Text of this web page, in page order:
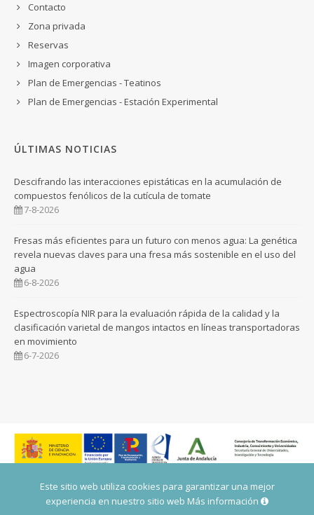
Contacto
Zona privada
Reservas
Imagen corporativa
Plan de Emergencias - Teatinos
Plan de Emergencias - Estación Experimental
ÚLTIMAS NOTICIAS
Descifrando las interacciones epistáticas en la acumulación de
compuestos fenólicos de la cutícula de tomate
7-8-2026
Fresas más eficientes para un futuro con menos agua: La genética
revela nuevas claves para una fresa más sostenible en el uso del
agua
6-8-2026
Espectroscopía NIR para la evaluación rápida de la calidad y la
clasificación varietal de mangos intactos en líneas transportadoras
en movimiento
6-7-2026
© 2026 IHSM - TODOS LOS DERECHOS RESERVADOS. -
Este sitio web utiliza cookies para garantizar una mejor
experiencia en nuestro sitio web Más información